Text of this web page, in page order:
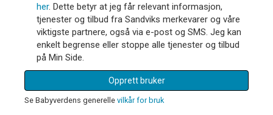
her. Dette betyr at jeg får relevant informasjon,
tjenester og tilbud fra Sandviks merkevarer og våre
viktigste partnere, også via e-post og SMS. Jeg kan
enkelt begrense eller stoppe alle tjenester og tilbud
på Min Side.
Opprett bruker
Se Babyverdens generelle vilkår for bruk